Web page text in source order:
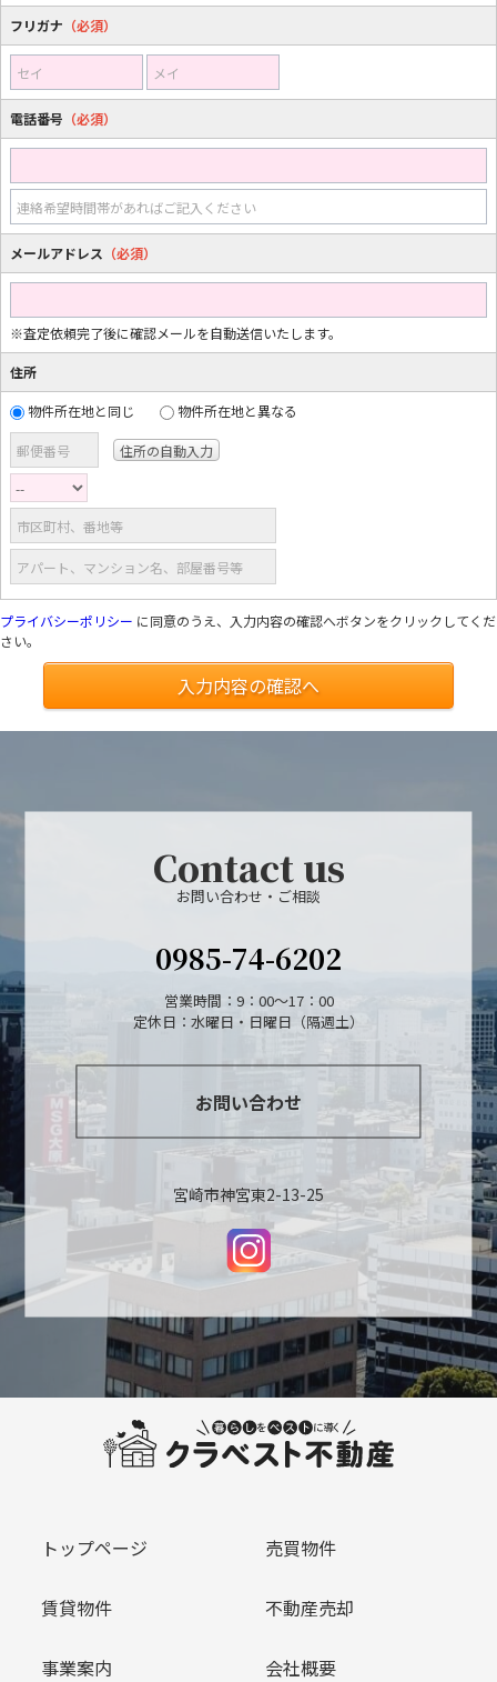
フリガナ （必須）
セイ メイ
電話番号 （必須）
連絡希望時間帯があればご記入ください
メールアドレス （必須）
※査定依頼完了後に確認メールを自動送信いたします。
住所
物件所在地と同じ 物件所在地と異なる
郵便番号
市区町村、番地等
アパート、マンション名、部屋番号等
プライバシーポリシー に同意のうえ、入力内容の確認へボタンをクリックしてくだ
さい。
入力内容の確認へ
Contact us
お問い合わせ・ご相談
0985-74-6202
営業時間：9：00～17：00
定休日：水曜日・日曜日（隔週土）
お問い合わせ
宮崎市神宮東2-13-25
トップページ 売買物件
賃貸物件 不動産売却
事業案内 会社概要